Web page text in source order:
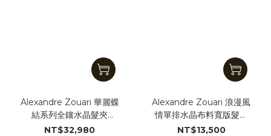
Alexandre Zouari 華麗蝶
結系列全鑲水晶髮夾
(#191486_NN)
NT$32,980
Alexandre Zouari 浪漫風
情單排水晶布料寬版髮箍
(#28147_MM)
NT$13,500